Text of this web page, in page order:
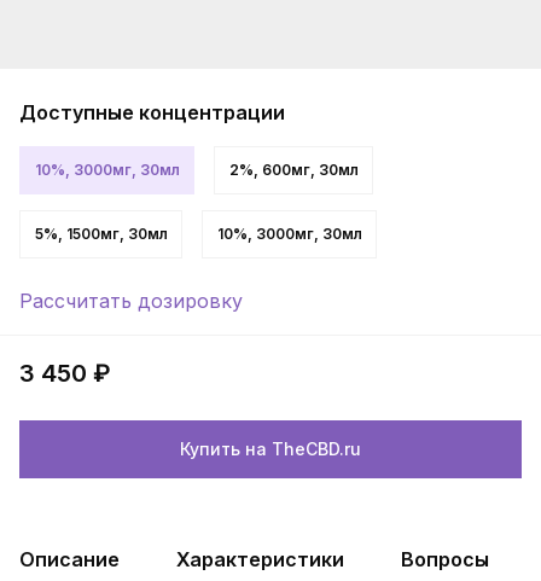
Доступные концентрации
10%, 3000мг, 30мл 2%, 600мг, 30мл
5%, 1500мг, 30мл 10%, 3000мг, 30мл
Рассчитать дозировку
3 450 ₽
Купить на TheCBD.ru
Описание Характеристики Вопросы